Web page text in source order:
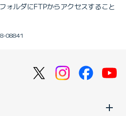
ォルダにFTPからアクセスすること
08841